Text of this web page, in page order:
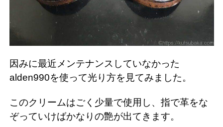
因みに最近メンテナンスしていなかった
alden990を使って光り方を見てみました。
このクリームはごく少量で使用し、指で革をな
ぞっていけばかなりの艶が出てきます。